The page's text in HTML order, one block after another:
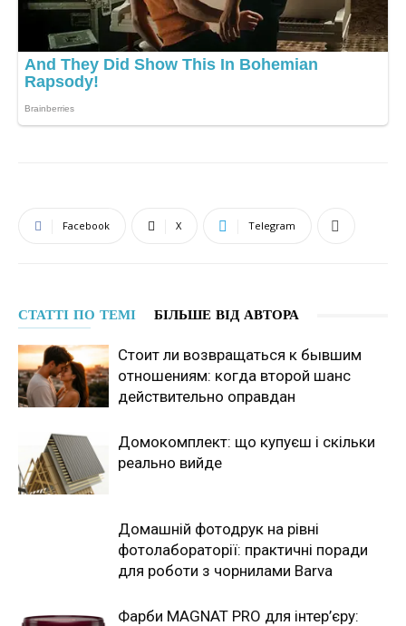
Facebook X Telegram
СТАТТІ ПО ТЕМІ БІЛЬШЕ ВІД АВТОРА
Стоит ли возвращаться к бывшим
отношениям: когда второй шанс
действительно оправдан
Домокомплект: що купуєш і скільки
реально вийде
Домашній фотодрук на рівні
фотолабораторії: практичні поради
для роботи з чорнилами Barva
Фарби MAGNAT PRO для інтер’єру: